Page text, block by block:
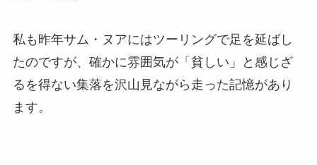
私も昨年サム・ヌアにはツーリングで足を延ばし
たのですが、確かに雰囲気が「貧しい」と感じざ
るを得ない集落を沢山見ながら走った記憶があり
ます。